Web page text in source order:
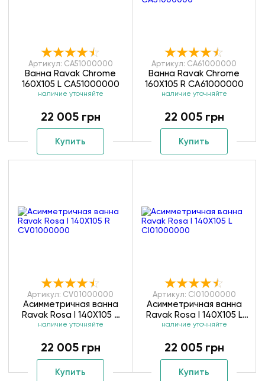
Артикул: CA51000000
Ванна Ravak Chrome
160X105 L CA51000000
наличие уточняйте
22 005 грн
Купить
Артикул: CA61000000
Ванна Ravak Chrome
160X105 R CA61000000
наличие уточняйте
22 005 грн
Купить
Артикул: CV01000000
Асимметричная ванна
Ravak Rosa I 140X105 R
CV01000000
наличие уточняйте
22 005 грн
Купить
Артикул: CI01000000
Асимметричная ванна
Ravak Rosa I 140X105 L
CI01000000
наличие уточняйте
22 005 грн
Купить